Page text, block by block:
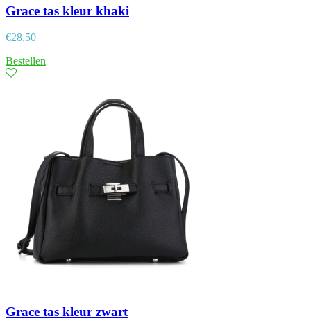
Grace tas kleur khaki
€28,50
Bestellen
Grace tas kleur zwart